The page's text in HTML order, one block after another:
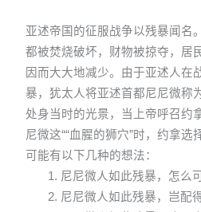
亚述帝国的征服战争以残暴闻名
都被焚烧破坏，财物被掠夺，居
因而大大地减少。由于亚述人在
暴，犹太人将亚述首都尼尼微称
处身当时的光景，当上帝呼召约
尼微这““血腥的狮穴”时，约拿
可能有以下几种的想法：
尼尼微人如此残暴，怎么
尼尼微人如此残暴，岂配